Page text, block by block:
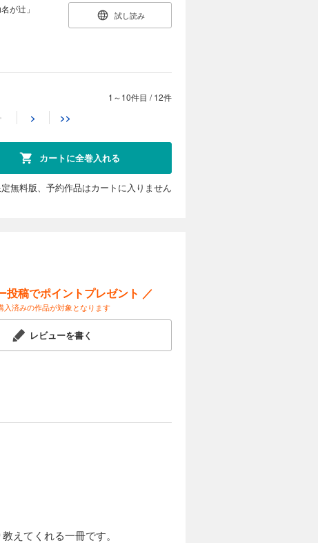
が辻」
試し読み
、「坂の
カートに入れる
1～10件目 /12件
・ > >>
カートに全巻入れる
無料版、予約作品はカートに入りません
投稿でポイントプレゼント ／
入済みの作品が対象となります
レビューを書く
えてくれる一冊です。